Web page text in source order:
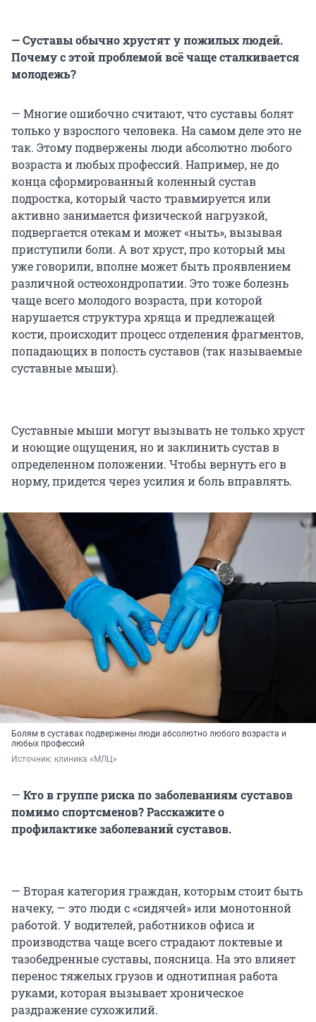
— Суставы обычно хрустят у пожилых людей.
Почему с этой проблемой всё чаще сталкивается
молодежь?
— Многие ошибочно считают, что суставы болят
только у взрослого человека. На самом деле это не
так. Этому подвержены люди абсолютно любого
возраста и любых профессий. Например, не до
конца сформированный коленный сустав
подростка, который часто травмируется или
активно занимается физической нагрузкой,
подвергается отекам и может «ныть», вызывая
приступили боли. А вот хруст, про который мы
уже говорили, вполне может быть проявлением
различной остеохондропатии. Это тоже болезнь
чаще всего молодого возраста, при которой
нарушается структура хряща и предлежащей
кости, происходит процесс отделения фрагментов,
попадающих в полость суставов (так называемые
суставные мыши).
Суставные мыши могут вызывать не только хруст
и ноющие ощущения, но и заклинить сустав в
определенном положении. Чтобы вернуть его в
норму, придется через усилия и боль вправлять.
Болям в суставах подвержены люди абсолютно любого возраста и
любых профессий
Источник: клиника «МЛЦ»
— Кто в группе риска по заболеваниям суставов
помимо спортсменов? Расскажите о
профилактике заболеваний суставов.
— Вторая категория граждан, которым стоит быть
начеку, — это люди с «сидячей» или монотонной
работой. У водителей, работников офиса и
производства чаще всего страдают локтевые и
тазобедренные суставы, поясница. На это влияет
перенос тяжелых грузов и однотипная работа
руками, которая вызывает хроническое
раздражение сухожилий.